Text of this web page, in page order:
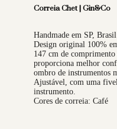
CorreiaChet| Gin&Co
Handmade em SP, Brasil
Design original 100%
147 cm de
proporciona melhor
ombro de instrumentos
Ajustável, com uma
instrumento.
Cores de correia: Café